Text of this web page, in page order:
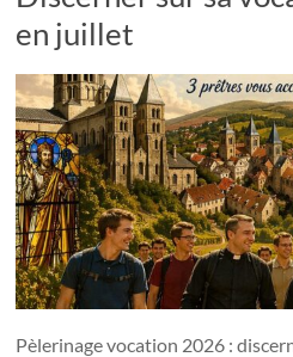
en juillet
Pèlerinage vocation 2026 :